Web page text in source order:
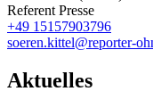
Referent Presse
+49 15157903796
soeren.kittel@reporter-
Aktuelles